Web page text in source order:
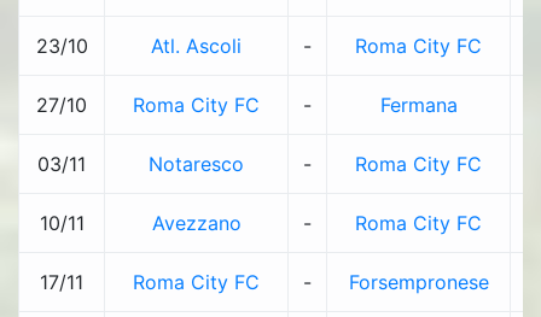
23/10 Atl. Ascoli - Roma City FC
27/10 Roma City FC - Fermana
03/11 Notaresco - Roma City FC
10/11 Avezzano - Roma City FC
17/11 Roma City FC - Forsempronese